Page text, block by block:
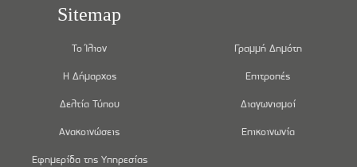
Sitemap
Το Ίλιον
Η Δήμαρχος
Δελτία Τύπου
Ανακοινώσεις
Εφημερίδα της Υπηρεσίας
Γραμμή Δημότη
Επιτροπές
Διαγωνισμοί
Επικοινωνία